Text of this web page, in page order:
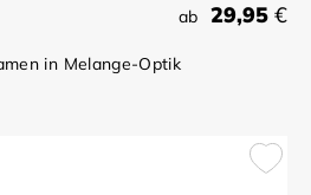
ab 29,95 €
in Melange-Optik